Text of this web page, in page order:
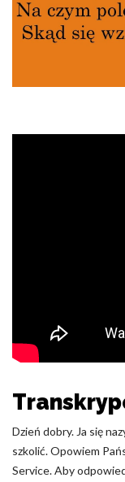
Dzień dobry. Ja się
szkolić. Opowiem
Service. Aby
preferowany język
Nieklasyfikowane
wraz z dostawcami